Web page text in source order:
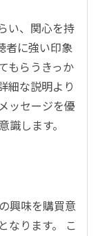
い、関心を持
者に強い印象
もらうきっか
細な説明より
ッセージを優
します。
興味を購買意
なります。 こ